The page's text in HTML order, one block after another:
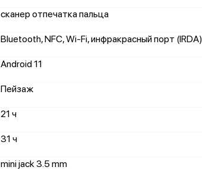
сканер отпечатка пальца
Bluetooth, NFC, Wi-Fi, инфракрасный порт (IRDA)
Android 11
Пейзаж
21 ч
31 ч
mini jack 3.5 mm